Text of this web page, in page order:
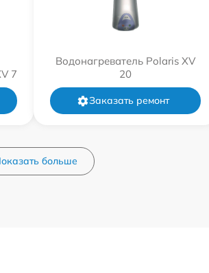
7
Водонагреватель Polaris XV
20
Заказать ремонт
больше